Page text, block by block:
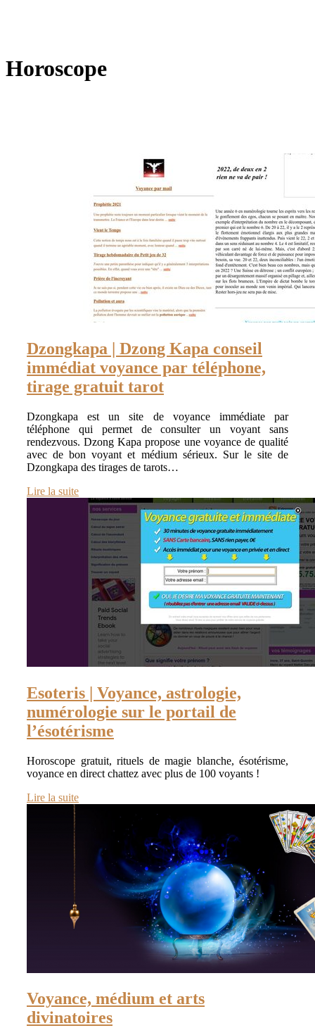
Horoscope
Dzongkapa | Dzong Kapa conseil
immédiat voyance par téléphone,
tirage gratuit tarot
Dzongkapa est un site de voyance immédiate par
téléphone qui permet de consulter un voyant sans
rendezvous. Dzong Kapa propose une voyance de qualité
avec de bon voyant et médium sérieux. Sur le site de
Dzongkapa des tirages de tarots…
Lire la suite
Esoteris | Voyance, astrologie,
numérologie sur le portail de
l’ésotérisme
Horoscope gratuit, rituels de magie blanche, ésotérisme,
voyance en direct chattez avec plus de 100 voyants !
Lire la suite
Voyance, médium et arts
divinatoires